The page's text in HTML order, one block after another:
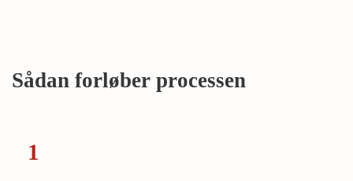
Sådan forløber processen
1